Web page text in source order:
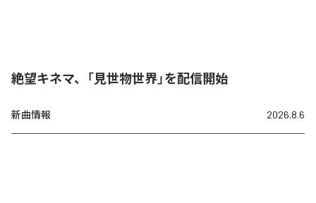
絶望キネマ、「見世物世界」を配信開始
新曲情報 2026.8.6